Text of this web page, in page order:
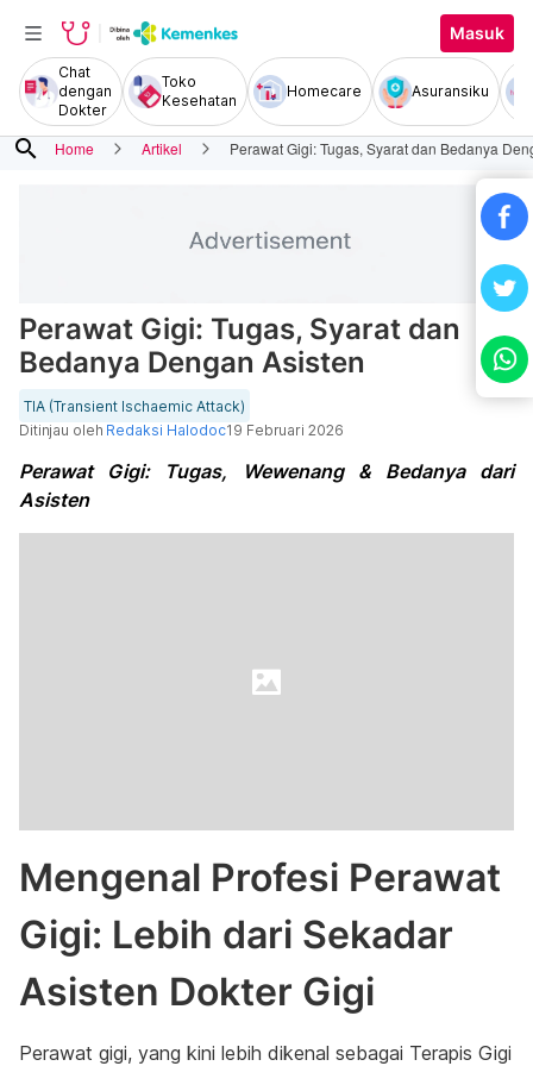
Masuk
Chat
dengan
Dokter
Toko
Kesehatan
Homecare Asuransiku
search Home Artikel Perawat Gigi: Tugas, Syarat dan Bedanya
Perawat Gigi: Tugas, Syarat dan
Bedanya Dengan Asisten
TIA (Transient Ischaemic Attack)
Ditinjau oleh Redaksi Halodoc19 Februari 2026
Perawat Gigi: Tugas, Wewenang & Bedanya dari
Asisten
Mengenal Profesi Perawat
Gigi: Lebih dari Sekadar
Asisten Dokter Gigi
Perawat gigi, yang kini lebih dikenal sebagai Terapis Gigi